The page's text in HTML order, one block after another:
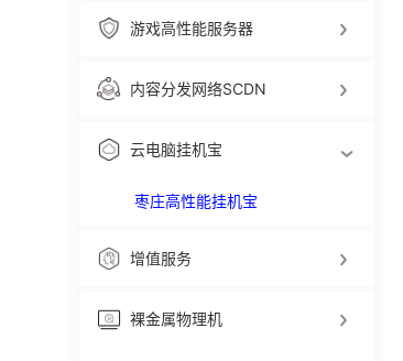
游戏高性能服务器
内容分发网络SCDN
云电脑挂机宝
枣庄高性能挂机宝
增值服务
裸金属物理机